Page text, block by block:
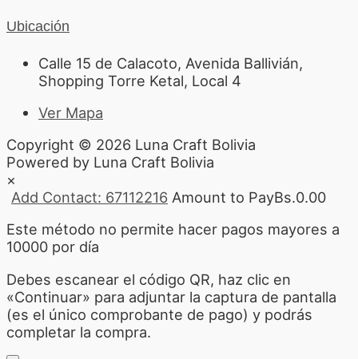
Ubicación
Calle 15 de Calacoto, Avenida Ballivián,
Shopping Torre Ketal, Local 4
Ver Mapa
Copyright © 2026 Luna Craft Bolivia
Powered by Luna Craft Bolivia
×
Add Contact: 67112216 Amount to PayBs.0.00
Este método no permite hacer pagos mayores a
10000 por día
Debes escanear el código QR, haz clic en
«Continuar» para adjuntar la captura de pantalla
(es el único comprobante de pago) y podrás
completar la compra.